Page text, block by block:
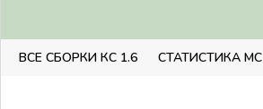
ВСЕ СБОРКИ КС 1.6 СТАТИСТИКА МС